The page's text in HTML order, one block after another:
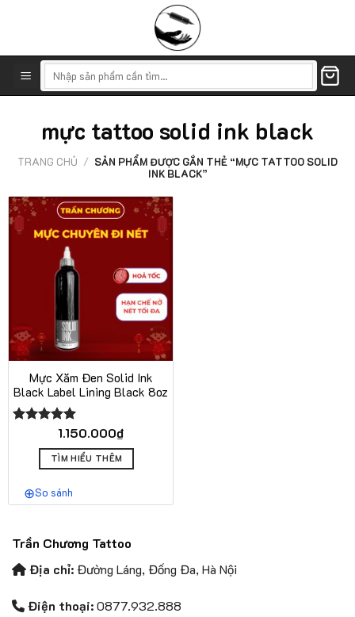
kiếm:
mực tattoo solid ink black
TRANG CHỦ / SẢN PHẨM ĐƯỢC GẮN THẺ “MỰC TATTOO SOLID
INK BLACK”
Mực Xăm Đen Solid Ink
Black Label Lining Black 8oz
Được xếp1.150.000₫
TÌM HIỂU THÊM
So sánh
Trần Chương Tattoo
Địa chỉ: Đường Láng, Đống Đa, Hà Nội
Điện thoại:0877.932.888